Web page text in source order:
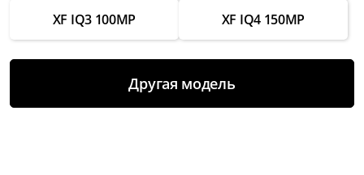
Восстановление работы после попадания
влаги
от 3 000 ₽
Чистка и настройка
XF IQ3 100MP XF IQ4 150MP
Другая модель